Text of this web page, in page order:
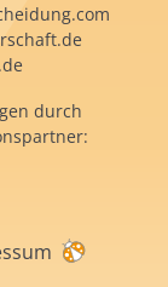
durch